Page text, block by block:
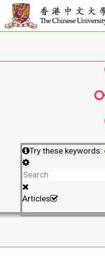
Try these keywords:
Articles